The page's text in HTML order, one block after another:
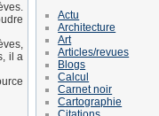
il a
Actu
Architecture
Art
Articles/revues
Blogs
Calcul
Carnet noir
Cartographie